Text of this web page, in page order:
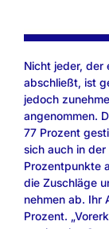
Nicht jeder, der
abschließt, ist
jedoch
angenommen.
77 Prozent
sich auch in
Prozentpunkte
die Zuschläge
nehmen ab. Ihr
Prozent.